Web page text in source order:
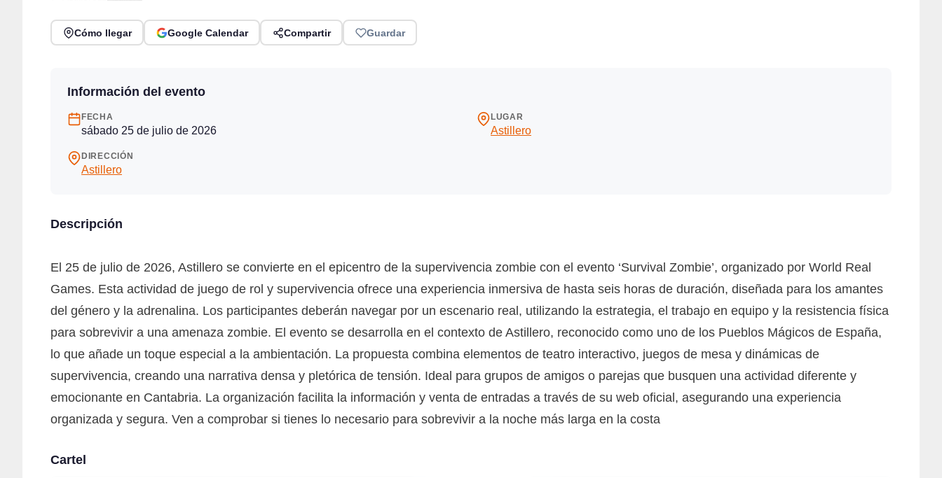
Cómo llegar Google Calendar Compartir Guardar
Información del evento
FECHA
sábado 25 de julio de 2026
LUGAR
Astillero
DIRECCIÓN
Astillero
Descripción
El 25 de julio de 2026, Astillero se convierte en el epicentro de la supervivencia zombie con el evento ‘Survival Zombie’, organizado por World Real
Games. Esta actividad de juego de rol y supervivencia ofrece una experiencia inmersiva de hasta seis horas de duración, diseñada para los amantes
del género y la adrenalina. Los participantes deberán navegar por un escenario real, utilizando la estrategia, el trabajo en equipo y la resistencia física
para sobrevivir a una amenaza zombie. El evento se desarrolla en el contexto de Astillero, reconocido como uno de los Pueblos Mágicos de España,
lo que añade un toque especial a la ambientación. La propuesta combina elementos de teatro interactivo, juegos de mesa y dinámicas de
supervivencia, creando una narrativa densa y pletórica de tensión. Ideal para grupos de amigos o parejas que busquen una actividad diferente y
emocionante en Cantabria. La organización facilita la información y venta de entradas a través de su web oficial, asegurando una experiencia
organizada y segura. Ven a comprobar si tienes lo necesario para sobrevivir a la noche más larga en la costa
Cartel